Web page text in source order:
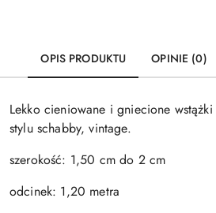
OPIS PRODUKTU OPINIE (0)
Lekko cieniowane i gniecione
stylu schabby, vintage.
szerokość: 1,50 cm do 2 cm
odcinek: 1,20 metra